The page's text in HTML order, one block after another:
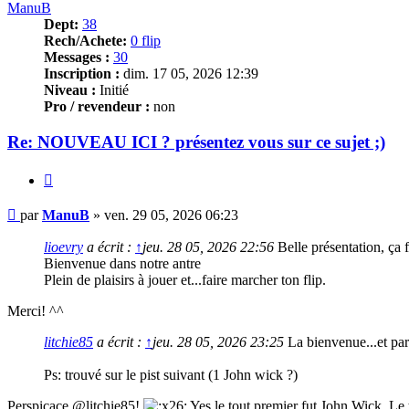
ManuB
Dept: 38
Rech/Achete: 0 flip
Messages : 30
Inscription : dim. 17 05, 2026 12:39
Niveau : Initié
Pro / revendeur : non
Re: NOUVEAU ICI ? présentez vous sur ce sujet ;)
Message
parManuB » ven. 29 05, 2026 06:23
lioevry a écrit : ↑jeu. 28 05, 2026 22:56 Belle présentation, ça
Bienvenue dans notre antre
Plein de plaisirs à jouer et...faire marcher ton flip.
Merci! ^^
litchie85 a écrit : ↑jeu. 28 05, 2026 23:25 La bienvenue...et
Ps: trouvé sur le pist suivant (1 John wick ?)
Perspicace @litchie85!
Yes le tout premier fut John Wick.